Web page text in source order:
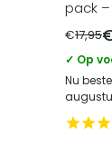
pack –
€17,95
✓ Op
Nu